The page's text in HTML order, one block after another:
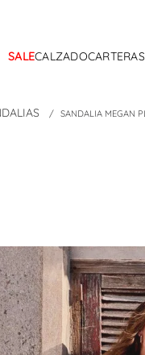
SALECALZADOCARTERAS
SANDALIA MEGAN